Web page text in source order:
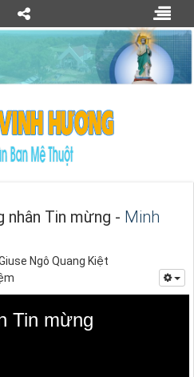
nhân Tin mừng - Minh
Ngô Quang Kiệt
Tin mừng